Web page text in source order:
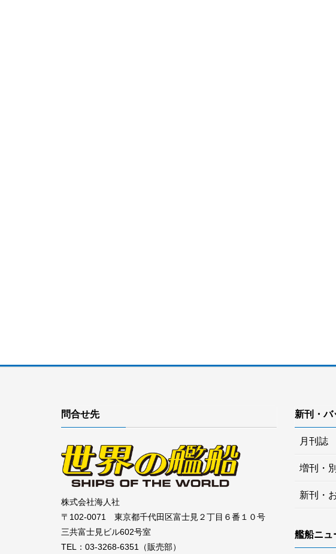
問合せ先
株式会社海人社
〒102-0071 東京都千代田区富士見２丁目６番１０号
三共富士見ビル602号室
TEL：03-3268-6351（販売部）
新刊・バ
月刊誌
増刊・
新刊・
艦船ニュ